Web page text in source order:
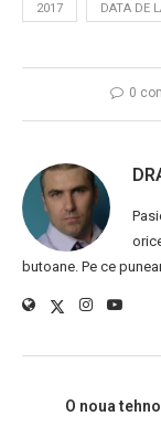
2017 DATA DE
0
butoane. Pe ce
O noua